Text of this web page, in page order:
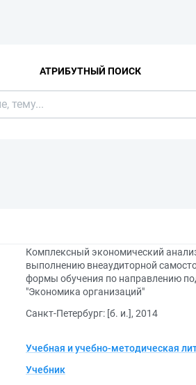
АТРИБУТНЫЙ ПОИСК
Комплексный экономический
выполнению внеаудиторной
формы обучения по направлению
"Экономика организаций"
Санкт-Петербург: [б. и.], 2014
Учебная и учебно-методическая
Учебник